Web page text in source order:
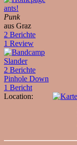
ants!
Punk
aus Graz
2 Berichte
1 Review
Slander
2 Berichte
Pinhole Down
1 Bericht
Location: